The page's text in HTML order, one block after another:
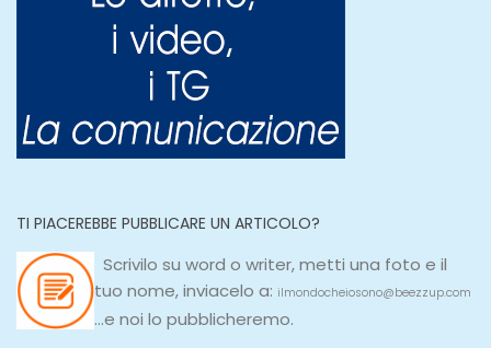
TI PIACEREBBE PUBBLICARE UN ARTICOLO?
Scrivilo su word o writer, metti una foto e il
tuo nome, inviacelo a: ilmondocheiosono@beezzup.com
...e noi lo pubblicheremo.